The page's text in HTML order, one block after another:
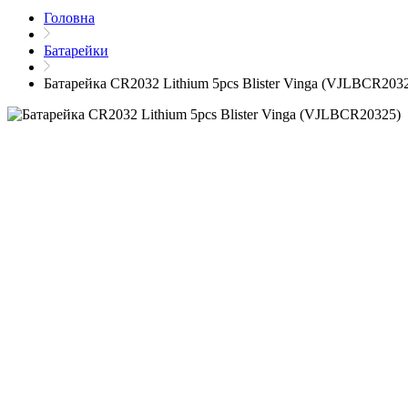
Головна
Батарейки
Батарейка CR2032 Lithium 5pcs Blister Vinga